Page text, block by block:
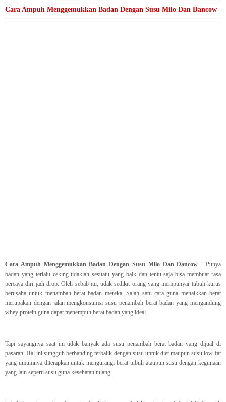
Cara Ampuh Menggemukkan Badan Dengan Susu Milo Dan Dancow
Cara Ampuh Menggemukkan Badan Dengan Susu Milo Dan Dancow - Punya
badan yang terlalu ceking tidaklah sesuatu yang baik dan tentu saja bisa membuat rasa
percaya diri jadi drop. Oleh sebab itu, tidak sedikit orang yang mempunyai tubuh kurus
berusaha untuk menambah berat badan mereka. Salah satu cara guna menaikkan berat
merupakan dengan jalan mengkonsumsi susu penambah berat badan yang mengandung
whey protein guna dapat menempuh berat badan yang ideal.
Tapi sayangnya saat ini tidak banyak ada susu penambah berat badan yang dijual di
pasaran. Hal ini sungguh berbanding terbalik dengan susu untuk diet maupun susu low-fat
yang umumnya diterapkan untuk mengurangi berat tubuh ataupun susu dengan kegunaan
yang lain seperti susu guna kesehatan tulang.